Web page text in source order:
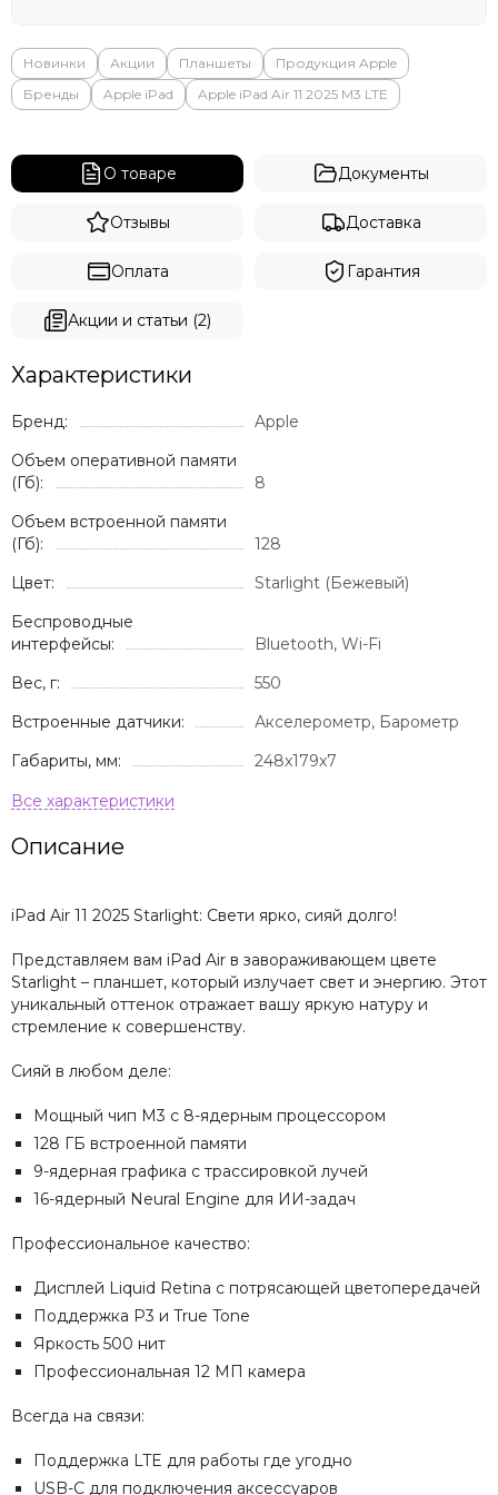
Новинки Акции Планшеты
Продукция Apple
Бренды
Apple iPad Apple iPad Air 11 2025 M3 LTE
О товаре Документы
Отзывы Доставка
Оплата Гарантия
Акции и статьи (2)
Характеристики
Бренд:
Apple
Объем оперативной памяти
(Гб):
8
Объем встроенной памяти
(Гб):
128
Цвет:
Starlight (Бежевый)
Беспроводные
интерфейсы:
Bluetooth, Wi-Fi
Вес, г:
550
Встроенные датчики:
Акселерометр, Барометр
Габариты, мм:
248x179x7
Описание
iPad Air 11 2025 Starlight: Свети ярко, сияй долго!
Представляем вам iPad Air в завораживающем цвете
Starlight – планшет, который излучает свет и энергию. Этот
уникальный оттенок отражает вашу яркую натуру и
стремление к совершенству.
Сияй в любом деле:
Мощный чип M3 с 8-ядерным процессором
128 ГБ встроенной памяти
9-ядерная графика с трассировкой лучей
16-ядерный Neural Engine для ИИ-задач
Профессиональное качество:
Дисплей Liquid Retina с потрясающей цветопередачей
Поддержка P3 и True Tone
Яркость 500 нит
Профессиональная 12 МП камера
Всегда на связи:
Поддержка LTE для работы где угодно
USB-C для подключения аксессуаров